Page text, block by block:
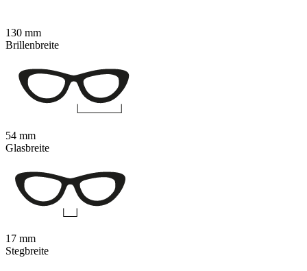
130 mm
Brillenbreite
54 mm
Glasbreite
17 mm
Stegbreite